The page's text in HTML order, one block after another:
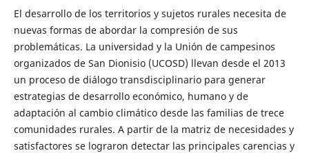
El desarrollo de los territorios y sujetos rurales necesita de
nuevas formas de abordar la compresión de sus
problemáticas. La universidad y la Unión de campesinos
organizados de San Dionisio (UCOSD) llevan desde el 2013
un proceso de diálogo transdisciplinario para generar
estrategias de desarrollo económico, humano y de
adaptación al cambio climático desde las familias de trece
comunidades rurales. A partir de la matriz de necesidades y
satisfactores se lograron detectar las principales carencias y